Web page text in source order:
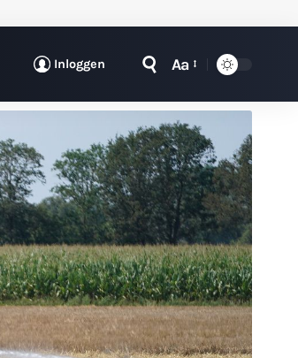
Inloggen Aa